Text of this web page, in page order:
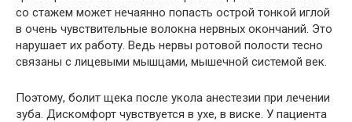
со стажем может нечаянно попасть острой тонкой иглой
в очень чувствительные волокна нервных окончаний. Это
нарушает их работу. Ведь нервы ротовой полости тесно
связаны с лицевыми мышцами, мышечной системой век.
Поэтому, болит щека после укола анестезии при лечении
зуба. Дискомфорт чувствуется в ухе, в виске. У пациента